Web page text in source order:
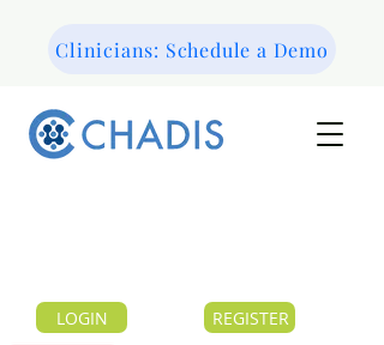
LOGIN
REGISTER
Clinicians: Schedule a Demo